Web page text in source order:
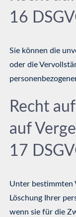
16
Sie können die
oder die
Recht
auf
17
Unter bestimmten
Löschung Ihrer
wenn sie für die